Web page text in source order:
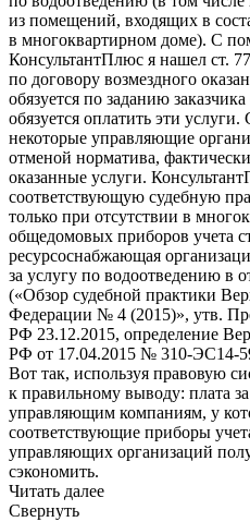
из помещений, входящих в
в многоквартирном доме). С
КонсультантПлюс я нашел ст.
по договору возмездного
обязуется по заданию
обязуется оплатить эти
некоторые управляющие
отменой норматива,
оказанные услуги.
соответствующую судебную
только при отсутствии в
общедомовых приборов учета
ресурсоснабжающая
за услугу по водоотведению
(«Обзор судебной практики
Федерации № 4 (2015)», утв.
РФ 23.12.2015, определение
РФ от 17.04.2015 № 310-ЭС14-
Вот так, используя правовую
к правильному выводу: плата
управляющим компаниям, у
соответствующие приборы
управляющих организаций
сэкономить.
Читать далее
Свернуть